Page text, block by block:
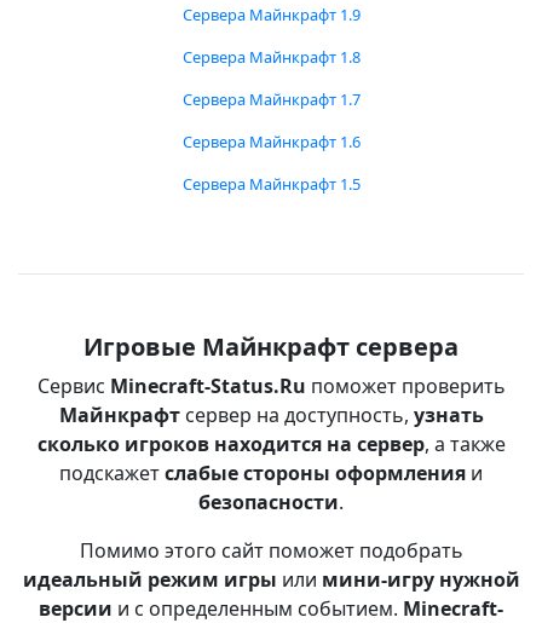
Сервера Майнкрафт 1.9
Сервера Майнкрафт 1.8
Сервера Майнкрафт 1.7
Сервера Майнкрафт 1.6
Сервера Майнкрафт 1.5
Игровые Майнкрафт сервера
Сервис Minecraft-Status.Ru поможет проверить
Майнкрафтсервер на доступность, узнать
сколько игроков находится на сервер, а также
подскажетслабые стороны оформления и
безопасности.
Помимо этого сайт поможет подобрать
идеальный режим игры или мини-игру нужной
версии и с определенным событием. Minecraft-